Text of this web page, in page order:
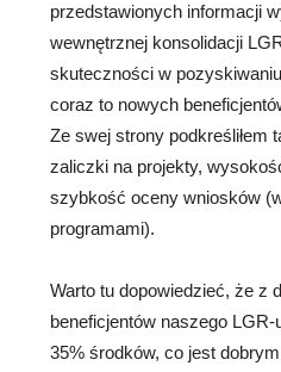
przedstawionych informacji
wewnętrznej konsolidacji
skuteczności w
coraz to nowych
Ze swej strony podkreśliłem
zaliczki na projekty,
szybkość oceny wniosków
programami).
Warto tu dopowiedzieć, że z
beneficjentów naszego
35% środków, co jest